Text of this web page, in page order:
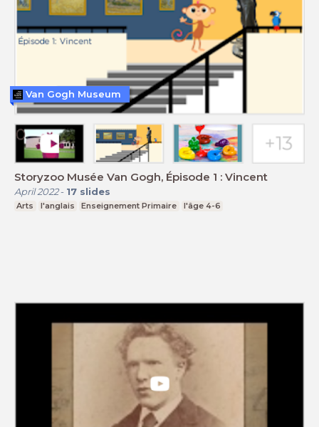
Storyzoo Musée Van Gogh, Épisode 1 : Vincent
April 2022- 17 slides
Arts l'anglais Enseignement Primaire l'âge 4-6
Van Gogh Museum